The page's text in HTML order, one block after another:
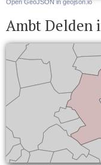
Open GeoJSON in geojson.io
Ambt Delden